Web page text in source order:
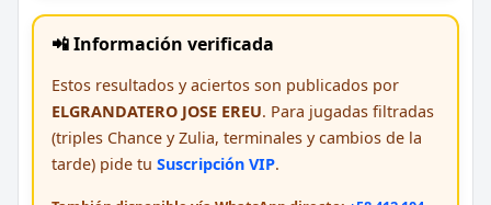
📲 Información verificada
Estos resultados y aciertos son publicados por
ELGRANDATERO JOSE EREU. Para jugadas filtradas
(triples Chance y Zulia, terminales y cambios de la
tarde) pide tu Suscripción VIP.